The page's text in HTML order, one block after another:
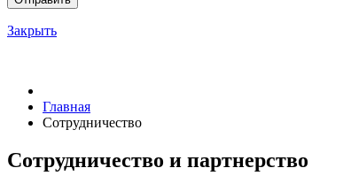
Закрыть
Главная
Сотрудничество
Сотрудничество и партнерство